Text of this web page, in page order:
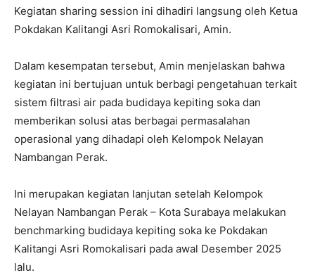
Kegiatan sharing session ini dihadiri langsung oleh Ketua
Pokdakan Kalitangi Asri Romokalisari, Amin.
Dalam kesempatan tersebut, Amin menjelaskan bahwa
kegiatan ini bertujuan untuk berbagi pengetahuan terkait
sistem filtrasi air pada budidaya kepiting soka dan
memberikan solusi atas berbagai permasalahan
operasional yang dihadapi oleh Kelompok Nelayan
Nambangan Perak.
Ini merupakan kegiatan lanjutan setelah Kelompok
Nelayan Nambangan Perak – Kota Surabaya melakukan
benchmarking budidaya kepiting soka ke Pokdakan
Kalitangi Asri Romokalisari pada awal Desember 2025
lalu.